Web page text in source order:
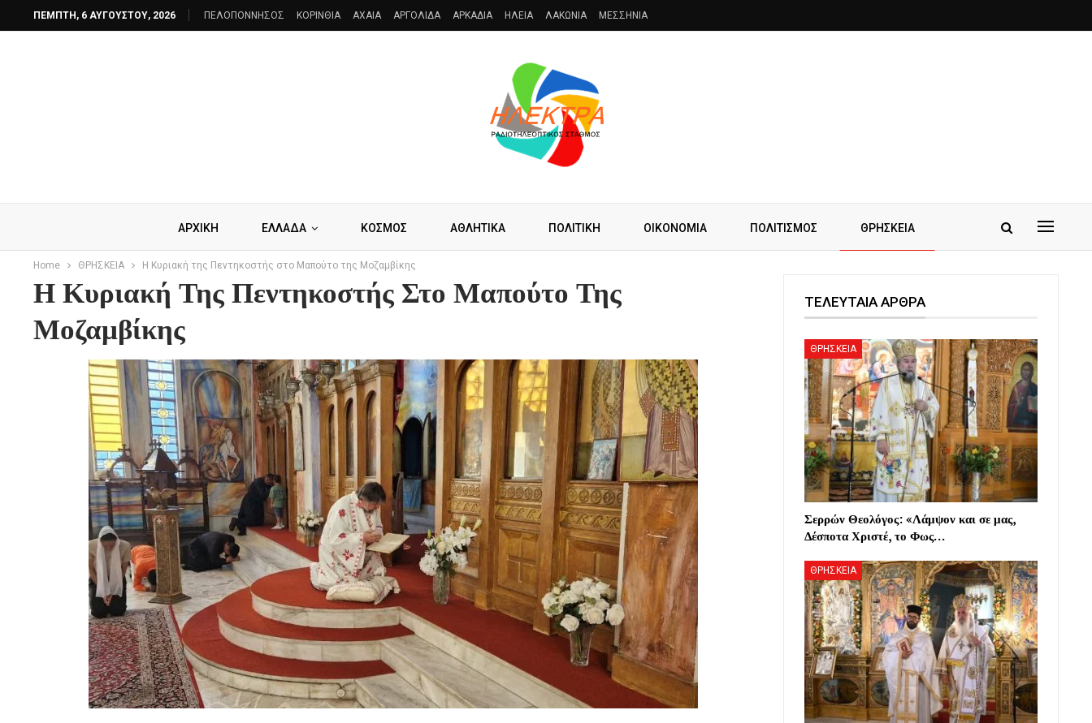
ΠΈΜΠΤΗ, 6 ΑΥΓΟΎΣΤΟΥ, 2026 ΠΕΛΟΠΟΝΝΗΣΟΣ ΚΟΡΙΝΘΙΑ AXAIA ΑΡΓΟΛΙΔΑ ΑΡΚΑΔΙΑ ΗΛΕΙΑ ΛΑΚΩΝΙΑ ΜΕΣΣΗΝΙΑ
ΑΡΧΙΚΗ ΕΛΛΑΔΑ ΚΟΣΜΟΣ ΑΘΛΗΤΙΚΑ ΠΟΛΙΤΙΚΗ ΟΙΚΟΝΟΜΙΑ ΠΟΛΙΤΙΣΜΟΣ ΘΡΗΣΚΕΙΑ
Home ΘΡΗΣΚΕΙΑ Η Κυριακή της Πεντηκοστής στο Μαπούτο της Μοζαμβίκης
Η Κυριακή Της Πεντηκοστής Στο Μαπούτο Της
Μοζαμβίκης
ΤΕΛΕΥΤΑΙΑ ΑΡΘΡΑ
ΘΡΗΣΚΕΙΑ
Σερρών Θεολόγος: «Λάμψον και σε μας,
Δέσποτα Χριστέ, το Φως…
ΘΡΗΣΚΕΙΑ